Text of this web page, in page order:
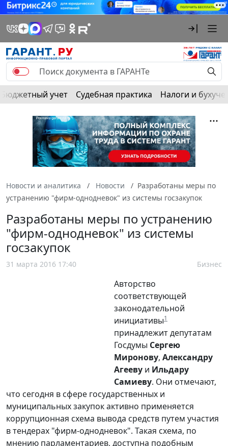
Бюджетный учет Судебная практика Налоги и
Новости и аналитика Новости
Разработаны меры по
устранению "фирм-однодневок" из системы госзакупок
Разработаны меры по устранению
"фирм-однодневок" из системы
госзакупок
31 марта 2016 17:40 Бизнес
Авторство
соответствующей
законодательной
инициативы1
принадлежит депутатам
Госдумы Сергею
Миронову, Александру
Агееву и Ильдару
Самиеву. Они отмечают,
что сегодня в сфере государственных и
муниципальных закупок активно применяется
коррупционная схема вывода средств путем участия
в тендерах "фирм-однодневок". Такая схема, по
мнению парламентариев, доступна подобным